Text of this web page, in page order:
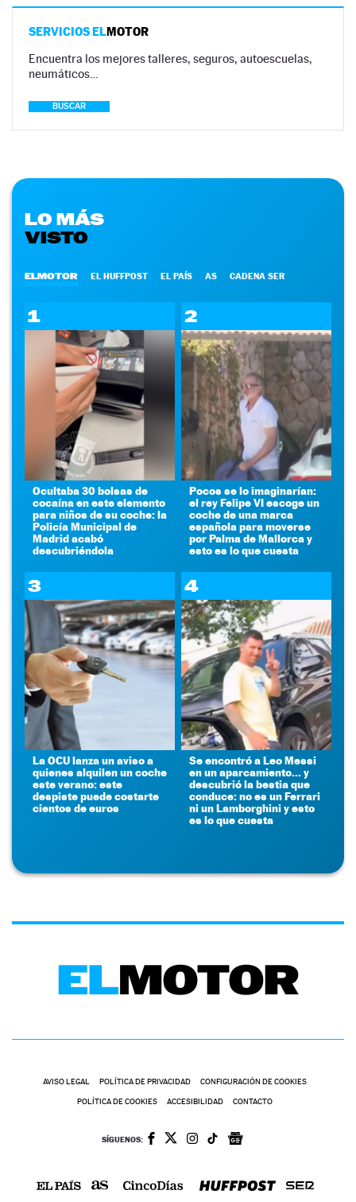
SERVICIOS ELMOTOR
Encuentra los mejores talleres, seguros, autoescuelas,
neumáticos…
BUSCAR
LO MÁS
VISTO
ELMOTOR EL HUFFPOST EL PAÍS AS CADENA SER
1
Ocultaba 30 bolsas de
cocaína en este elemento
para niños de su coche: la
Policía Municipal de
Madrid acabó
descubriéndola
2
Pocos se lo imaginarían:
el rey Felipe VI escoge un
coche de una marca
española para moverse
por Palma de Mallorca y
esto es lo que cuesta
3
La OCU lanza un aviso a
quienes alquilen un coche
este verano: este
despiste puede costarte
cientos de euros
4
Se encontró a Leo Messi
en un aparcamiento... y
descubrió la bestia que
conduce: no es un Ferrari
ni un Lamborghini y esto
es lo que cuesta
AVISO LEGAL POLÍTICA DE PRIVACIDAD CONFIGURACIÓN DE COOKIES
POLÍTICA DE COOKIES ACCESIBILIDAD CONTACTO
SÍGUENOS: